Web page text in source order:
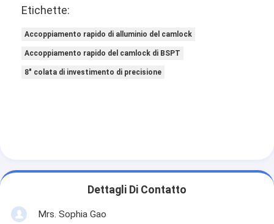
Etichette:
Accoppiamento rapido di alluminio del camlock
Accoppiamento rapido del camlock di BSPT
8" colata di investimento di precisione
Dettagli Di Contatto
Mrs. Sophia Gao